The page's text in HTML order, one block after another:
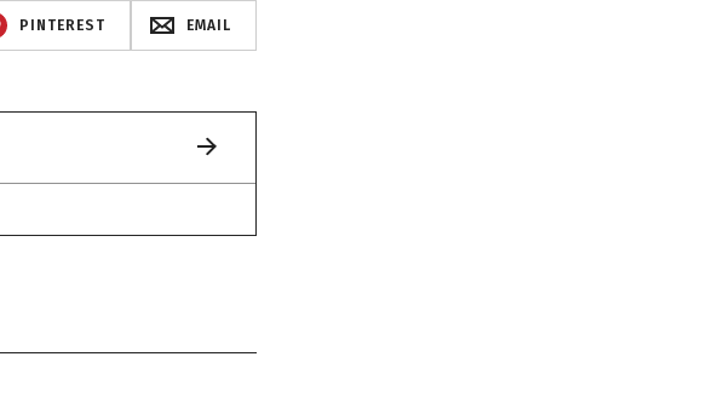
PINTEREST EMAIL